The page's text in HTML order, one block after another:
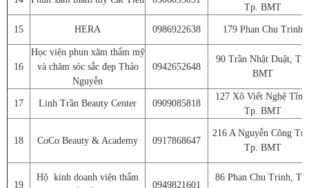
Tp. BMT
15 HERA 0986922638 179 Phan Chu Trinh
16
Học viện phun xăm thẩm mỹ
và chăm sóc sắc đẹp Thảo
Nguyễn
0942652648
90 Trần Nhật Duật, Tp.
BMT
17 Linh Trần Beauty Center 0909085818
127 Xô Viết Nghệ
Tp. BMT
18 CoCo Beauty & Academy 0917868647
216 A Nguyễn Công
Tp. BMT
19
Hộ kinh doanh viện thẩm
0949821601
86 Phan Chu Trinh, Tp.